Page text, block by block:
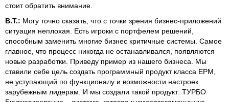
стоит обратить внимание.
В.Т.: Могу точно сказать, что с точки зрения бизнес-приложений
ситуация неплохая. Есть игроки с портфелем решений,
способным заменить многие бизнес критичные системы. Самое
главное, что процесс никогда не останавливался, появляются
новые разработки. Приведу пример из нашего бизнеса. Мы
ставили себе цель создать программный продукт класса EPM,
не уступающий по функционалу и возможности настроек
зарубежным лидерам. И мы создали такой продукт: ТУРБО